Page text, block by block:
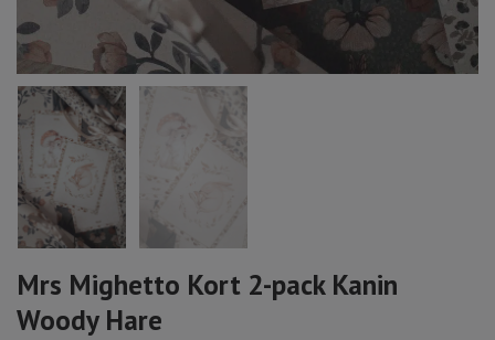
Mrs Mighetto Kort 2-pack Kanin
Woody Hare